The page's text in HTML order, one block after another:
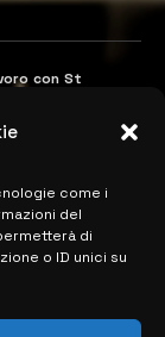
come i
del
di
o ID unici su
con St